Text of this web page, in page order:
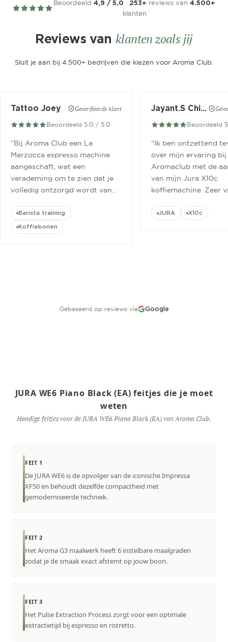
Beoordeeld 4,9 / 5,0 · 253+ reviews van 4.500+
klanten
Reviews van klanten zoals jij
Sluit je aan bij 4.500+ bedrijven die kiezen voor Aroma Club.
Tattoo Joey Geverifieerde klant
Beoordeeld 5.0 / 5.0
“Bij Aroma Club een La
Marzocca espresso machine
aangeschaft, wat een
verademing om te zien dat je
volledig ontzorgd wordt van
cursus.”
Barista training
Koffiebonen
Jayant.S Chitaroe
Beoordeeld
“Ik ben ontzettend
over mijn ervaring bij
Aromaclub met de
van mijn Jura X10c
koffiemachine. Zeer
JURA X10c
Gebaseerd op reviews via Google
JURA WE6 Piano Black (EA) feitjes die je moet
weten
Handige feitjes voor de JURA WE6 Piano Black (EA) van Aroma Club.
FEIT 1
De JURA WE6 is de opvolger van de iconische Impressa
XF50 en behoudt dezelfde compactheid met
gemoderniseerde techniek.
FEIT 2
Het Aroma G3 maalwerk heeft 6 instelbare maalgraden
zodat je de smaak exact afstemt op jouw boon.
FEIT 3
Het Pulse Extraction Process zorgt voor een optimale
extractietijd bij espresso en ristretto.